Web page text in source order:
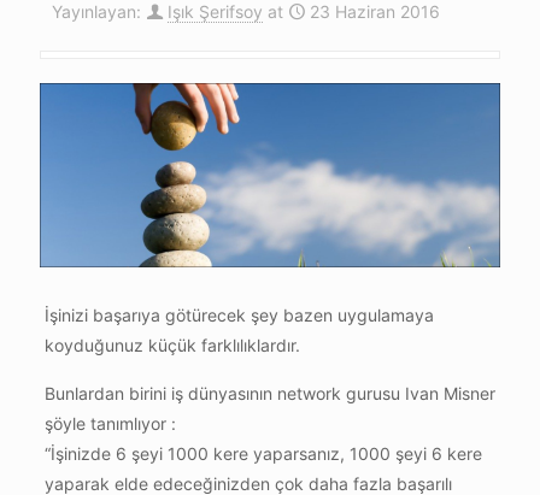
Yayınlayan: Işık Şerifsoy at 23 Haziran 2016
İşinizi başarıya götürecek şey bazen uygulamaya
koyduğunuz küçük farklılıklardır.
Bunlardan birini iş dünyasının network gurusu Ivan Misner
şöyle tanımlıyor :
“İşinizde 6 şeyi 1000 kere yaparsanız, 1000 şeyi 6 kere
yaparak elde edeceğinizden çok daha fazla başarılı